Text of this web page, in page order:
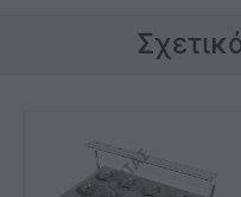
προϊόν